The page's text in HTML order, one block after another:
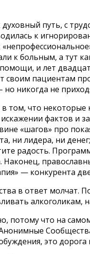
путь, с
к
к больным, а тут
и лет
своим пациентам
но никогда не
том, что
фактов и
«шагов» про
ни лидера, ни
радость.
Наконец,
— конкурента
в ответ молчат.
алкоголикам,
потому что на
это